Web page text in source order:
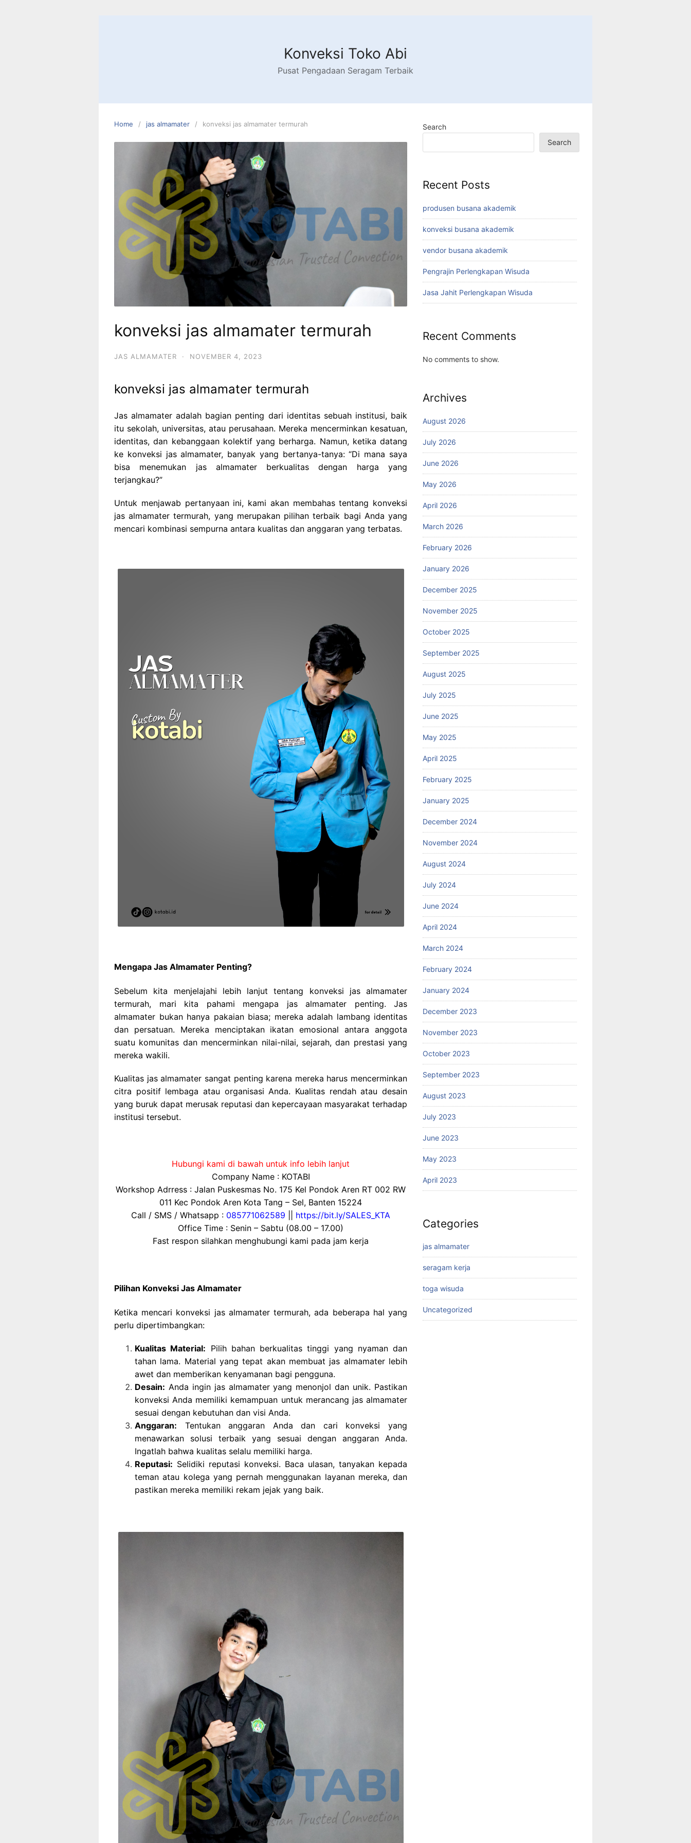
Konveksi Toko Abi
Pusat Pengadaan Seragam Terbaik
Home jas almamater konveksi jas almamater termurah
konveksi jas almamater termurah
JAS ALMAMATER · NOVEMBER 4, 2023
konveksi jas almamater termurah
Jas almamater adalah bagian penting dari identitas sebuah institusi, baik
itu sekolah, universitas, atau perusahaan. Mereka mencerminkan kesatuan,
identitas, dan kebanggaan kolektif yang berharga. Namun, ketika datang
ke konveksi jas almamater, banyak yang bertanya-tanya: “Di mana saya
bisa menemukan jas almamater berkualitas dengan harga yang
terjangkau?”
Untuk menjawab pertanyaan ini, kami akan membahas tentang konveksi
jas almamater termurah, yang merupakan pilihan terbaik bagi Anda yang
mencari kombinasi sempurna antara kualitas dan anggaran yang terbatas.
Mengapa Jas Almamater Penting?
Sebelum kita menjelajahi lebih lanjut tentang konveksi jas almamater
termurah, mari kita pahami mengapa jas almamater penting. Jas
almamater bukan hanya pakaian biasa; mereka adalah lambang identitas
dan persatuan. Mereka menciptakan ikatan emosional antara anggota
suatu komunitas dan mencerminkan nilai-nilai, sejarah, dan prestasi yang
mereka wakili.
Kualitas jas almamater sangat penting karena mereka harus mencerminkan
citra positif lembaga atau organisasi Anda. Kualitas rendah atau desain
yang buruk dapat merusak reputasi dan kepercayaan masyarakat terhadap
institusi tersebut.
Hubungi kami di bawah untuk info lebih lanjut
Company Name : KOTABI
Workshop Adrress : Jalan Puskesmas No. 175 Kel Pondok Aren RT 002 RW
011 Kec Pondok Aren Kota Tang – Sel, Banten 15224
Call / SMS / Whatsapp : 085771062589
https://bit.ly/SALES_KTA
Office Time : Senin – Sabtu (08.00 – 17.00)
Fast respon silahkan menghubungi kami pada jam kerja
Pilihan Konveksi Jas Almamater
Ketika mencari konveksi jas almamater termurah, ada beberapa hal yang
perlu dipertimbangkan:
Kualitas Material: Pilih bahan berkualitas tinggi yang nyaman dan
tahan lama. Material yang tepat akan membuat jas almamater lebih
awet dan memberikan kenyamanan bagi pengguna.
Desain: Anda ingin jas almamater yang menonjol dan unik. Pastikan
konveksi Anda memiliki kemampuan untuk merancang jas almamater
sesuai dengan kebutuhan dan visi Anda.
Anggaran: Tentukan anggaran Anda dan cari konveksi yang
menawarkan solusi terbaik yang sesuai dengan anggaran Anda.
Ingatlah bahwa kualitas selalu memiliki harga.
Reputasi: Selidiki reputasi konveksi. Baca ulasan, tanyakan kepada
teman atau kolega yang pernah menggunakan layanan mereka, dan
pastikan mereka memiliki rekam jejak yang baik.
Search
Search
Recent Posts
produsen busana akademik
konveksi busana akademik
vendor busana akademik
Pengrajin Perlengkapan Wisuda
Jasa Jahit Perlengkapan Wisuda
Recent Comments
No comments to show.
Archives
August 2026
July 2026
June 2026
May 2026
April 2026
March 2026
February 2026
January 2026
December 2025
November 2025
October 2025
September 2025
August 2025
July 2025
June 2025
May 2025
April 2025
February 2025
January 2025
December 2024
November 2024
August 2024
July 2024
June 2024
April 2024
March 2024
February 2024
January 2024
December 2023
November 2023
October 2023
September 2023
August 2023
July 2023
June 2023
May 2023
April 2023
Categories
jas almamater
seragam kerja
toga wisuda
Uncategorized